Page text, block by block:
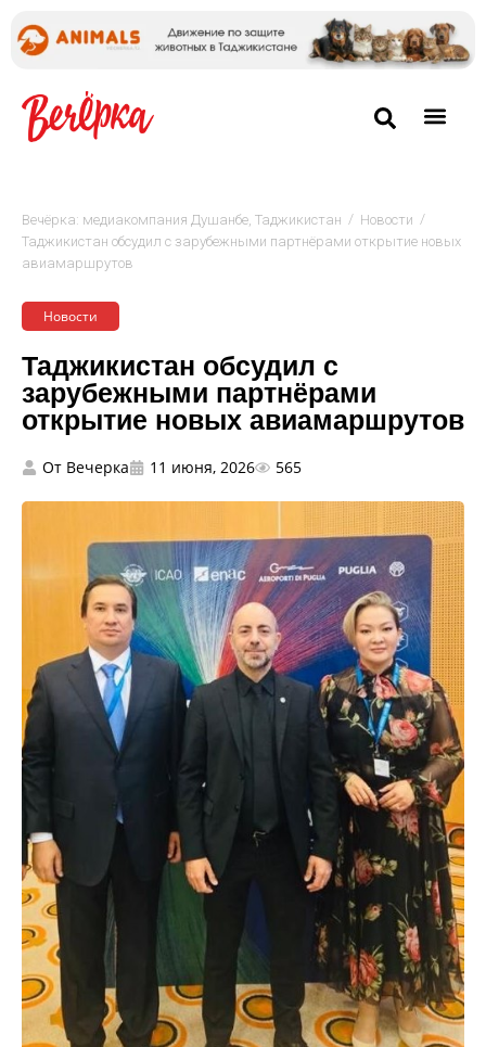
Вечёрка: медиакомпания Душанбе, Таджикистан / Новости /
Таджикистан обсудил с зарубежными партнёрами открытие новых
авиамаршрутов
Новости
Таджикистан обсудил с
зарубежными партнёрами
открытие новых авиамаршрутов
От Вечерка 11 июня, 2026 565